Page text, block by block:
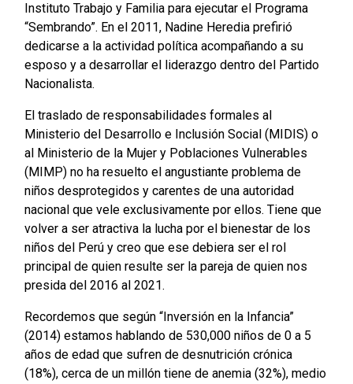
Instituto Trabajo y Familia para ejecutar el Programa
“Sembrando”. En el 2011, Nadine Heredia prefirió
dedicarse a la actividad política acompañando a su
esposo y a desarrollar el liderazgo dentro del Partido
Nacionalista.
El traslado de responsabilidades formales al
Ministerio del Desarrollo e Inclusión Social (MIDIS) o
al Ministerio de la Mujer y Poblaciones Vulnerables
(MIMP) no ha resuelto el angustiante problema de
niños desprotegidos y carentes de una autoridad
nacional que vele exclusivamente por ellos. Tiene que
volver a ser atractiva la lucha por el bienestar de los
niños del Perú y creo que ese debiera ser el rol
principal de quien resulte ser la pareja de quien nos
presida del 2016 al 2021.
Recordemos que según “Inversión en la Infancia”
(2014) estamos hablando de 530,000 niños de 0 a 5
años de edad que sufren de desnutrición crónica
(18%), cerca de un millón tiene de anemia (32%), medio